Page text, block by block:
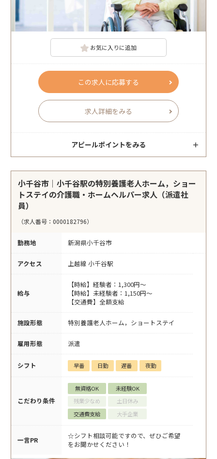
お気に入りに追加
この求人に応募する
求人詳細をみる
アピールポイントをみる
小千谷市｜小千谷駅の特別養護老人ホーム，ショー
トステイの介護職・ホームヘルパー求人（派遣社
員）
（求人番号：0000182796）
勤務地 新潟県小千谷市
アクセス 上越線 小千谷駅
給与
【時給】経験者：1,300円～
【時給】未経験者：1,150円～
【交通費】全額支給
施設形態 特別養護老人ホーム，ショートステイ
雇用形態 派遣
シフト 早番 日勤 遅番 夜勤
こだわり条件
無資格OK
未経験OK
残業少なめ
土日休み
交通費支給
大手企業
一言PR
☆シフト相談可能ですので、ぜひご希望
をお聞かせください！